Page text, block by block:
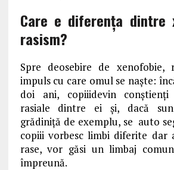
Care e diferența dintre
rasism?
Spre deosebire de xenofobie,
impuls cu care omul se naște:
doi ani, copiiidevin
rasiale dintre ei și, dacă
grădiniță de exemplu, se auto
copiii vorbesc limbi diferite dar
rase, vor găsi un limbaj
împreună.